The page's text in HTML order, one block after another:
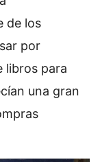
de los
por
libros para
una gran